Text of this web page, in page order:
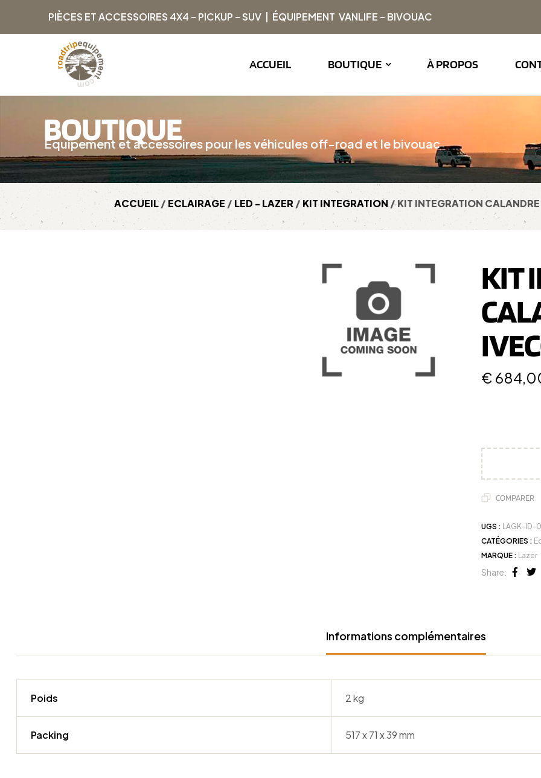
PIÈCES ET ACCESSOIRES 4X4 – PICKUP – SUV | ÉQUIPEMENT VANLIFE – BIVOUAC
ACCUEIL BOUTIQUE À PROPOS
BOUTIQUE
Équipement et accessoires pour les véhicules off-road et le bivouac
ACCUEIL/ ECLAIRAGE / LED - LAZER / KIT INTEGRATION / KIT INTEGRATION
KIT
€
COMPARER
UGS : LAGK-ID-
CATÉGORIES :
MARQUE : Lazer
Share:
Informations complémentaires
Poids 2 kg
Packing 517 x 71 x 39 mm